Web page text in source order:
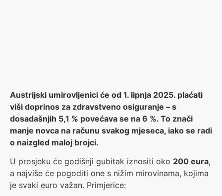
Austrijski umirovljenici će od 1. lipnja 2025. plaćati
viši doprinos za zdravstveno osiguranje – s
dosadašnjih 5,1 % povećava se na 6 %. To znači
manje novca na računu svakog mjeseca, iako se radi
o naizgled maloj brojci.
U prosjeku će godišnji gubitak iznositi oko 200 eura,
a najviše će pogoditi one s nižim mirovinama, kojima
je svaki euro važan. Primjerice: